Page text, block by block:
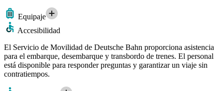
Equipaje
Accesibilidad
El Servicio de Movilidad de Deutsche Bahn proporciona asistencia
para el embarque, desembarque y transbordo de trenes. El personal
está disponible para responder preguntas y garantizar un viaje sin
contratiempos.